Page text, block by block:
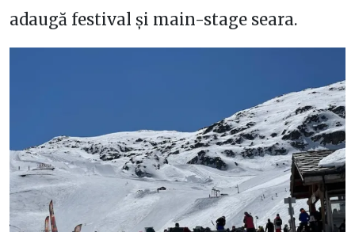
adaugă festival și main-stage seara.